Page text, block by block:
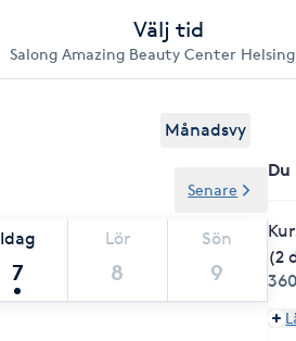
Välj tid
Salong Amazing Beauty Center
Månadsvy
Idag
7
Lör
8
Sön
9
Senare
(2